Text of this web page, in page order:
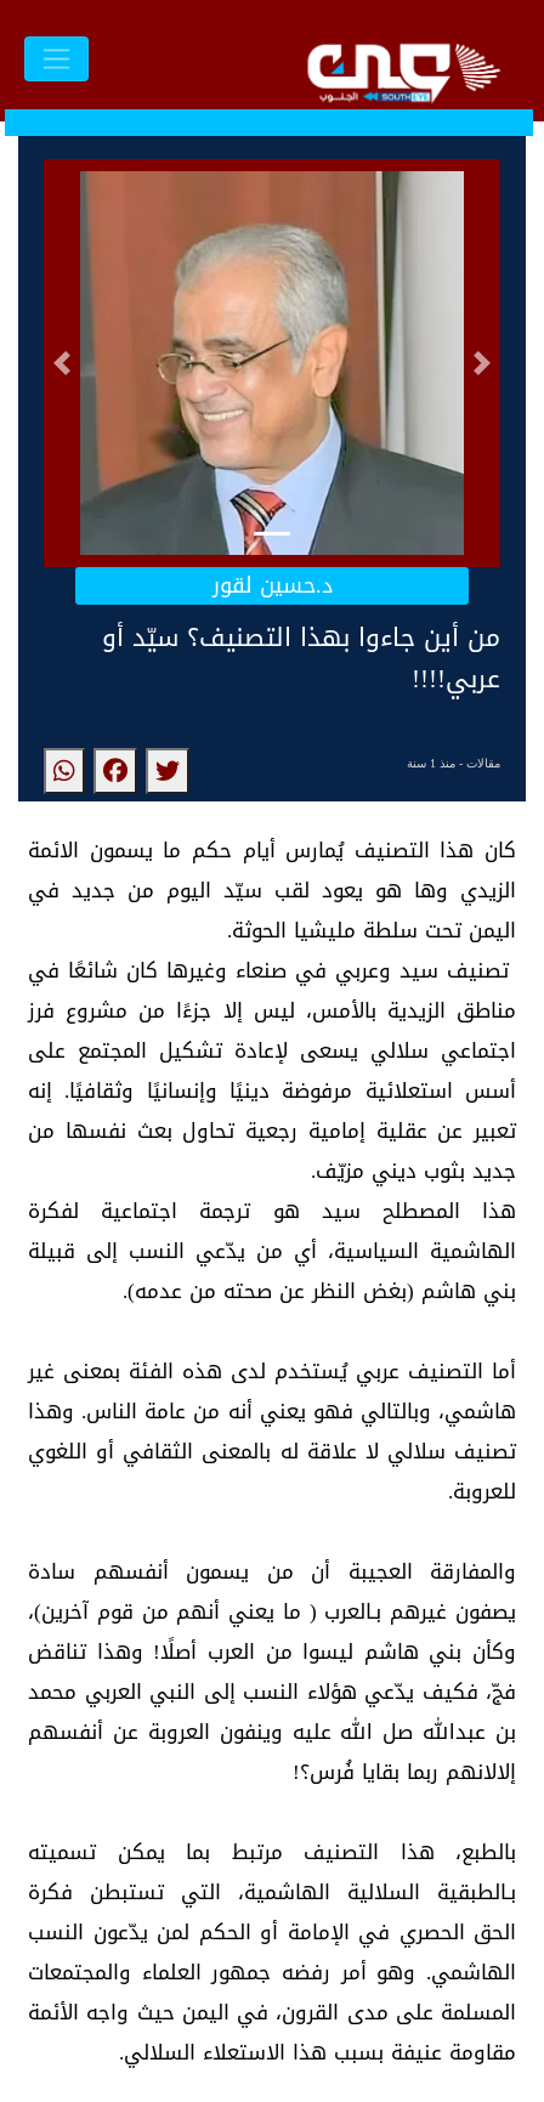
التالى السابق
د.حسين لقور
من أين جاءوا بهذا التصنيف؟ سيّد أو
عربي!!!!
مقالات- منذ 1 سنة
كان هذا التصنيف يُمارس أيام حكم ما يسمون الائمة
الزيدي وها هو يعود لقب سيّد اليوم من جديد في
اليمن تحت سلطة مليشيا الحوثة.
تصنيف سيد وعربي في صنعاء وغيرها كان شائعًا في
مناطق الزيدية بالأمس، ليس إلا جزءًا من مشروع فرز
اجتماعي سلالي يسعى لإعادة تشكيل المجتمع على
أسس استعلائية مرفوضة دينيًا وإنسانيًا وثقافيًا. إنه
تعبير عن عقلية إمامية رجعية تحاول بعث نفسها من
جديد بثوب ديني مزيّف.
هذا المصطلح سيد هو ترجمة اجتماعية لفكرة
الهاشمية السياسية، أي من يدّعي النسب إلى قبيلة
بني هاشم (بغض النظر عن صحته من عدمه).
أما التصنيف عربي يُستخدم لدى هذه الفئة بمعنى غير
هاشمي، وبالتالي فهو يعني أنه من عامة الناس. وهذا
تصنيف سلالي لا علاقة له بالمعنى الثقافي أو اللغوي
للعروبة.
والمفارقة العجيبة أن من يسمون أنفسهم سادة
يصفون غيرهم بـالعرب ( ما يعني أنهم من قوم آخرين)،
وكأن بني هاشم ليسوا من العرب أصلًا! وهذا تناقض
فجّ، فكيف يدّعي هؤلاء النسب إلى النبي العربي محمد
بن عبدالله صل الله عليه وينفون العروبة عن أنفسهم
إلالانهم ربما بقايا فُرس؟!
بالطبع، هذا التصنيف مرتبط بما يمكن تسميته
بـالطبقية السلالية الهاشمية، التي تستبطن فكرة
الحق الحصري في الإمامة أو الحكم لمن يدّعون النسب
الهاشمي. وهو أمر رفضه جمهور العلماء والمجتمعات
المسلمة على مدى القرون، في اليمن حيث واجه الأئمة
مقاومة عنيفة بسبب هذا الاستعلاء السلالي.